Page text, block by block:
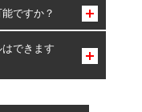
す。
ですか？
り、同時にご予約が
できます